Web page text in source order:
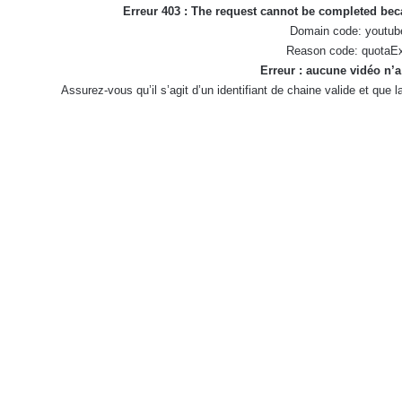
Erreur 403 : The request cannot be completed
Domain code:
Reason code:
Erreur : aucune vidéo
Assurez-vous qu’il s’agit d’un identifiant de chaine valide et